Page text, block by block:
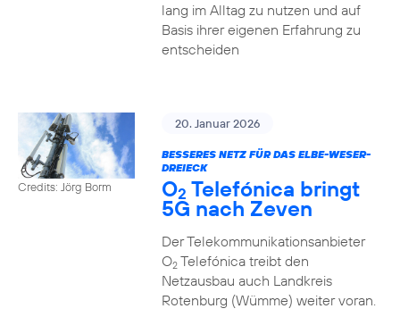
lang im Alltag zu nutzen und auf
Basis ihrer eigenen Erfahrung zu
entscheiden
Credits: Jörg Borm
20. Januar 2026
BESSERES NETZ FÜR DAS ELBE-WESER-
DREIECK
O2 Telefónica bringt
5G nach Zeven
Der Telekommunikationsanbieter
O2Telefónica treibt den
Netzausbau auch Landkreis
Rotenburg (Wümme) weiter voran.